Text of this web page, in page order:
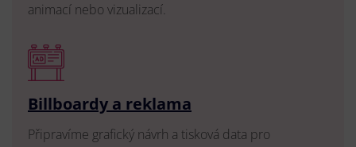
animací nebo vizualizací.
Billboardy a reklama
Připravíme grafický návrh a tisková data pro